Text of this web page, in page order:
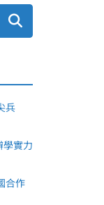
兵
學實力
合作